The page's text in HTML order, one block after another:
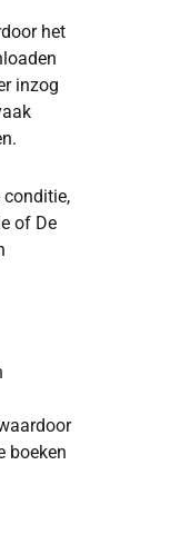
het
inzog
conditie,
of De
boeken